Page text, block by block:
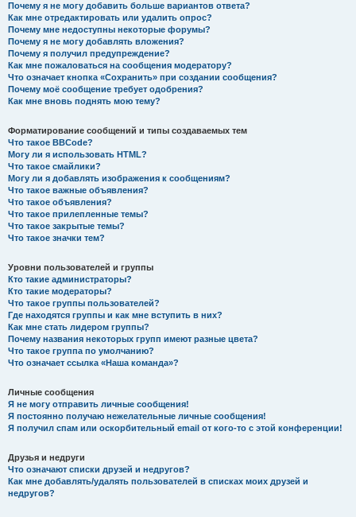
Почему я не могу добавить больше вариантов ответа?
Как мне отредактировать или удалить опрос?
Почему мне недоступны некоторые форумы?
Почему я не могу добавлять вложения?
Почему я получил предупреждение?
Как мне пожаловаться на сообщения модератору?
Что означает кнопка «Сохранить» при создании сообщения?
Почему моё сообщение требует одобрения?
Как мне вновь поднять мою тему?
Форматирование сообщений и типы создаваемых тем
Что такое BBCode?
Могу ли я использовать HTML?
Что такое смайлики?
Могу ли я добавлять изображения к сообщениям?
Что такое важные объявления?
Что такое объявления?
Что такое прилепленные темы?
Что такое закрытые темы?
Что такое значки тем?
Уровни пользователей и группы
Кто такие администраторы?
Кто такие модераторы?
Что такое группы пользователей?
Где находятся группы и как мне вступить в них?
Как мне стать лидером группы?
Почему названия некоторых групп имеют разные цвета?
Что такое группа по умолчанию?
Что означает ссылка «Наша команда»?
Личные сообщения
Я не могу отправить личные сообщения!
Я постоянно получаю нежелательные личные сообщения!
Я получил спам или оскорбительный email от кого-то с этой конференции!
Друзья и недруги
Что означают списки друзей и недругов?
Как мне добавлять/удалять пользователей в списках моих друзей и
недругов?